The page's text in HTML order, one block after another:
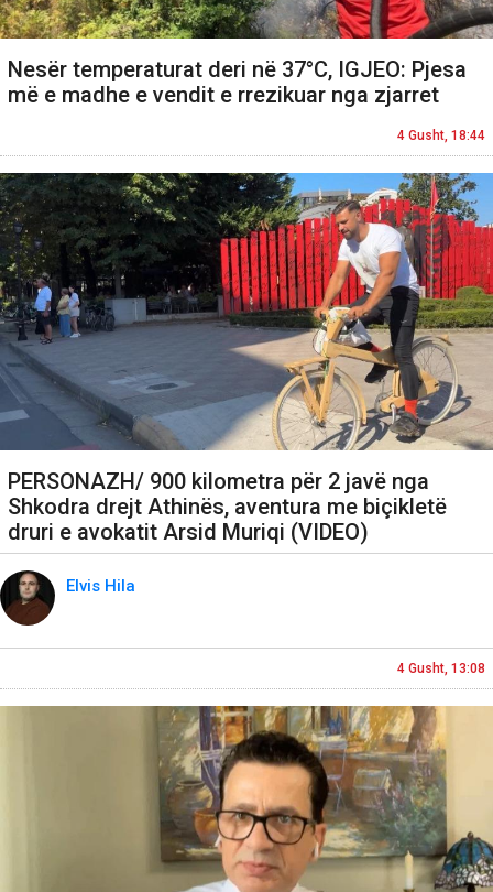
Nesër temperaturat deri në 37°C, IGJEO: Pjesa
më e madhe e vendit e rrezikuar nga zjarret
4 Gusht, 18:44
PERSONAZH/ 900 kilometra për 2 javë nga
Shkodra drejt Athinës, aventura me biçikletë
druri e avokatit Arsid Muriqi (VIDEO)
Elvis Hila
4 Gusht, 13:08